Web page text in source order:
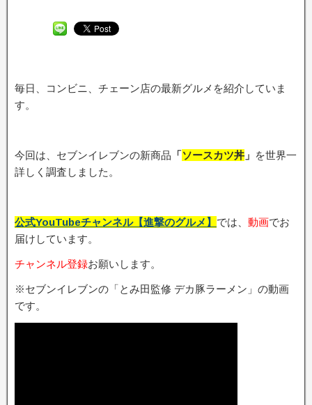
毎日、コンビニ、チェーン店の最新グルメを紹介していま
す。
今回は、セブンイレブンの新商品 「ソースカツ丼 」 を世界一
詳しく調査しました。
公式YouTubeチャンネル【進撃のグルメ】 では、 動画でお
届けしています。
チャンネル登録お願いします。
※セブンイレブンの「とみ田監修 デカ豚ラーメン」の動画
です。